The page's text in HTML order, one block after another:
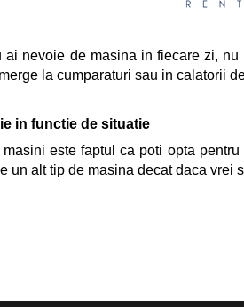
nevoie de masina in fiecare zi,
la cumparaturi sau in calatorii
in functie de situatie
este faptul ca poti opta
un alt tip de masina decat daca